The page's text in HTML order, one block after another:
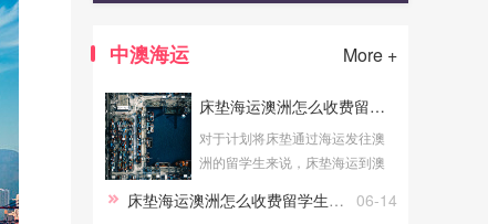
中澳海运 More +
床垫海运澳洲怎么收费留学生必看
对于计划将床垫通过海运发往澳
洲的留学生来说，床垫海运到澳
解床垫海运澳洲怎么收费留学生
06-14
床垫海运澳洲怎么收费留学生必看